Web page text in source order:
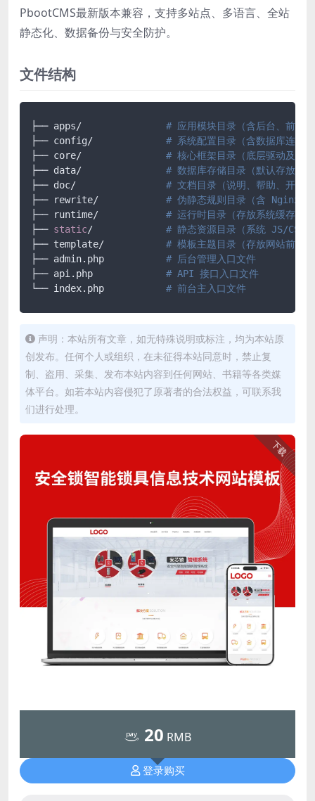
PbootCMS最新版本兼容，支持多站点、多语言、全站
静态化、数据备份与安全防护。
文件结构
# 应用模块目录（含后台、前台
# 系统配置目录（含数据库连接
# 核心框架目录（底层驱动及框
# 数据库存储目录（默认存放
# 文档目录（说明、帮助、开发
# 伪静态规则目录（含 Nginx/
# 运行时目录（存放系统缓存、
├── static
# 静态资源目录（系统 JS/CSS
# 模板主题目录（存放网站前端
# 后台管理入口文件
# API 接口入口文件
# 前台主入口文件
声明：本站所有文章，如无特殊说明或标注，均为本站原
创发布。任何个人或组织，在未征得本站同意时，禁止复
制、盗用、采集、发布本站内容到任何网站、书籍等各类媒
体平台。如若本站内容侵犯了原著者的合法权益，可联系我
们进行处理。
下载
20 RMB
登录购买